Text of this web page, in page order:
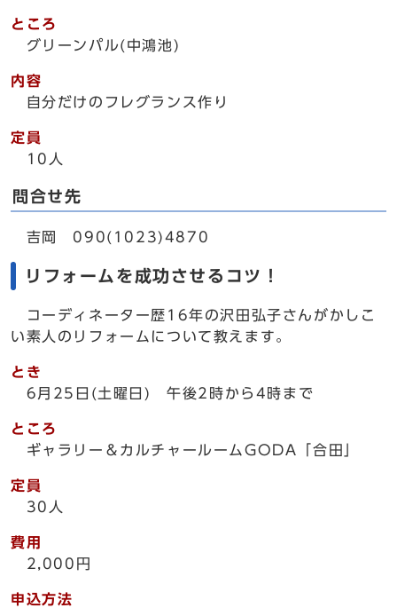
ところ
グリーンパル(中鴻池)
内容
自分だけのフレグランス作り
定員
10人
問合せ先
吉岡 090(1023)4870
リフォームを成功させるコツ！
コーディネーター歴16年の沢田弘子さんがかしこ
い素人のリフォームについて教えます。
とき
6月25日(土曜日) 午後2時から4時まで
ところ
ギャラリー＆カルチャールームGODA「合田」
定員
30人
費用
2,000円
申込方法